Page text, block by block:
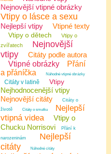
Nejnovější vtipné obrázky
Vtipy o lásce a sexu
Nejlepší vtipy Vtipné texty
Vtipy o dětech
Vtipy o
zvířatech
Nejnovější
vtipy
Citáty podle autora
Vtipné obrázky
Přání
a přáníčka
Náhodné vtipné obrázky
Citáty v latině Vtipy
Nejhodnocenější vtipy
Nejnovější citáty
Citáty o
životě
Citáty o smutku
Nejlepší
vtipná videa
Vtipy o
Chucku Norrisovi
Přání k
narozeninám
Nejlepší
citáty
Náhodné citáty